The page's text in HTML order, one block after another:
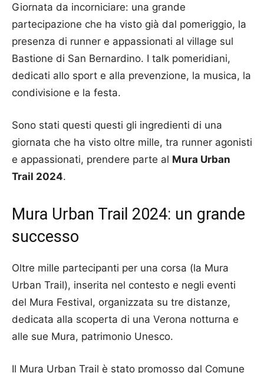
Giornata da incorniciare: una grande
partecipazione che ha visto già dal pomeriggio, la
presenza di runner e appassionati al village sul
Bastione di San Bernardino. I talk pomeridiani,
dedicati allo sport e alla prevenzione, la musica, la
condivisione e la festa.
Sono stati questi questi gli ingredienti di una
giornata che ha visto oltre mille, tra runner agonisti
e appassionati, prendere parte al Mura Urban
Trail 2024.
Mura Urban Trail 2024: un grande
successo
Oltre mille partecipanti per una corsa (la Mura
Urban Trail), inserita nel contesto e negli eventi
del Mura Festival, organizzata su tre distanze,
dedicata alla scoperta di una Verona notturna e
alle sue Mura, patrimonio Unesco.
Il Mura Urban Trail è stato promosso dal Comune